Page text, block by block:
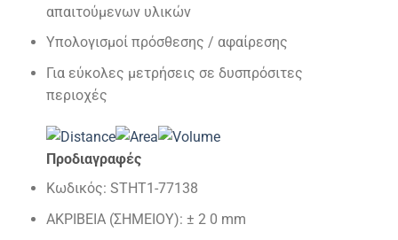
απαιτούμενων υλικών
Υπολογισμοί πρόσθεσης / αφαίρεσης
Για εύκολες μετρήσεις σε δυσπρόσιτες
περιοχές
Προδιαγραφές
Κωδικός: STHT1-77138
ΑΚΡΙΒΕΙΑ (ΣΗΜΕΙΟΥ): ± 2 0 mm